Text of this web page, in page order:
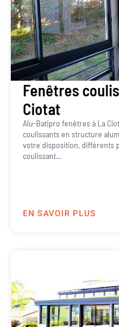
Fenêtres
Ciotat
Alu-Batipro fenêtres à La
coulissants en structure
votre disposition, différents
coulissant...
EN SAVOIR PLUS